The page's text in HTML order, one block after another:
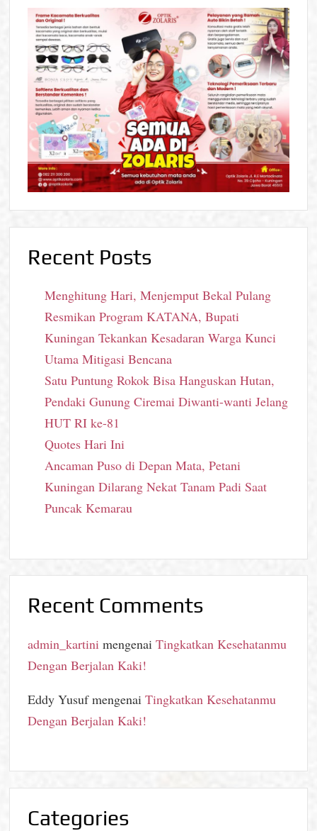
Recent Posts
Menghitung Hari, Menjemput Bekal Pulang
Resmikan Program KATANA, Bupati
Kuningan Tekankan Kesadaran Warga Kunci
Utama Mitigasi Bencana
Satu Puntung Rokok Bisa Hanguskan Hutan,
Pendaki Gunung Ciremai Diwanti-wanti Jelang
HUT RI ke-81
Quotes Hari Ini
Ancaman Puso di Depan Mata, Petani
Kuningan Dilarang Nekat Tanam Padi Saat
Puncak Kemarau
Recent Comments
admin_kartini mengenaiTingkatkan Kesehatanmu
Dengan Berjalan Kaki!
Eddy YusufmengenaiTingkatkan Kesehatanmu
Dengan Berjalan Kaki!
Categories